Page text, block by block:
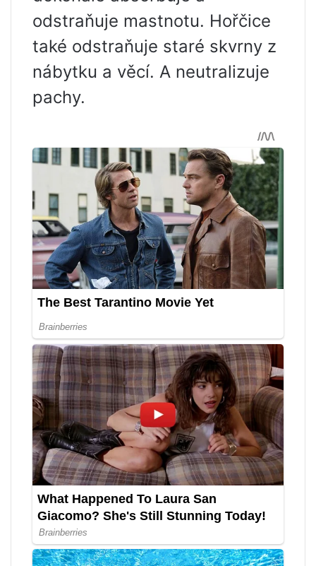
odstraňuje mastnotu. Hořčice
také odstraňuje staré skvrny z
nábytku a věcí. A neutralizuje
pachy.